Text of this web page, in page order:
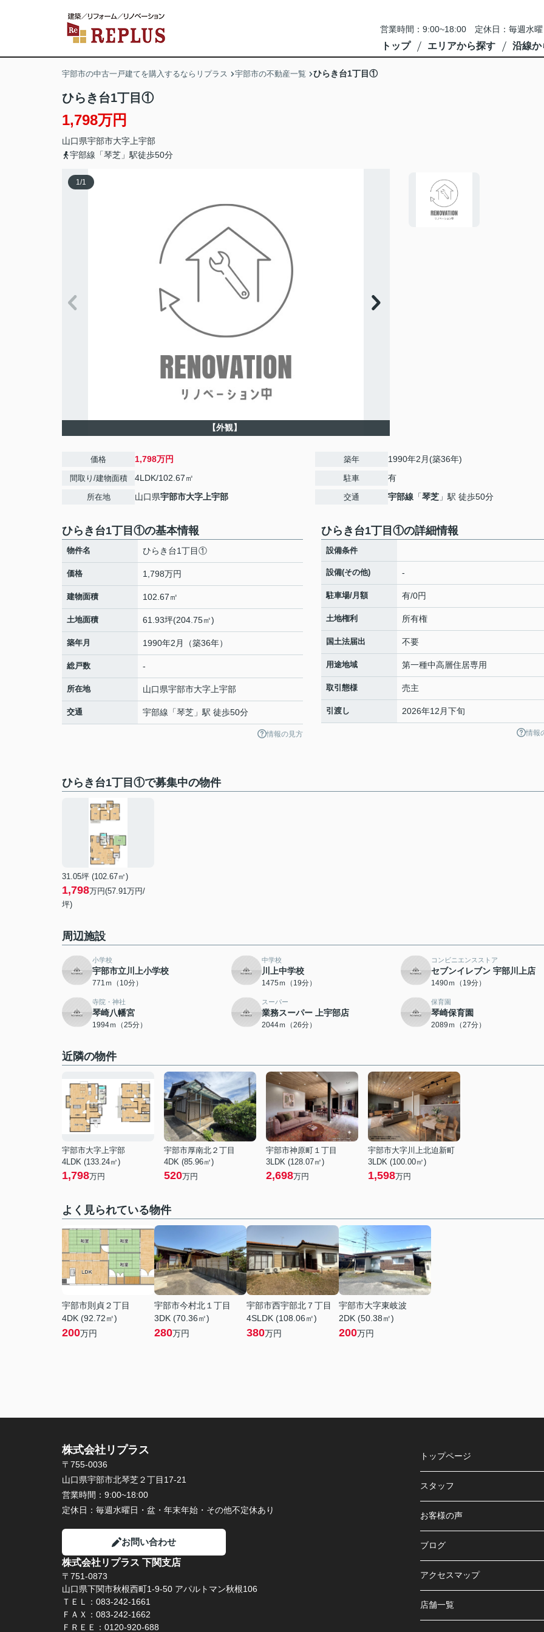
営業時間：9:00~18:00 定休日：毎週水
トップ エリアから探す 沿線か
宇部市の中古一戸建てを購入するならリプラス 宇部市の不動産一覧 ひらき台1丁目①
ひらき台1丁目①
1,798万円
山口県宇部市大字上宇部
宇部線「琴芝」駅徒歩50分
1/1
【外観】
価格 1,798万円
間取り/建物面積 4LDK/102.67㎡
所在地 山口県宇部市大字上宇部
築年 1990年2月(築36年)
駐車 有
交通 宇部線 「琴芝 」駅 徒歩50分
ひらき台1丁目①の基本情報
物件名 ひらき台1丁目①
価格 1,798万円
建物面積 102.67㎡
土地面積 61.93坪(204.75㎡)
築年月 1990年2月（築36年）
総戸数 -
所在地 山口県宇部市大字上宇部
交通 宇部線 「琴芝 」駅 徒歩50分
情報の見方
ひらき台1丁目①の詳細情報
設備条件
設備(その他) -
駐車場/月額 有/0円
土地権利 所有権
国土法届出 不要
用途地域 第一種中高層住居専用
取引態様 売主
引渡し 2026年12月下旬
情報
ひらき台1丁目①で募集中の物件
31.05坪 (102.67㎡)
1,798万円(57.91万円/
坪)
周辺施設
小学校
宇部市立川上小学校
771ｍ（10分）
中学校
川上中学校
1475ｍ（19分）
コンビニエンスストア
セブンイレブン 宇部川上店
1490ｍ（19分）
寺院・神社
琴崎八幡宮
1994ｍ（25分）
スーパー
業務スーパー 上宇部店
2044ｍ（26分）
保育園
琴崎保育園
2089ｍ（27分）
近隣の物件
宇部市大字上宇部
4LDK (133.24㎡)
1,798万円
宇部市厚南北２丁目
4DK (85.96㎡)
520万円
宇部市神原町１丁目
3LDK (128.07㎡)
2,698万円
宇部市大字川上北迫新町
3LDK (100.00㎡)
1,598万円
よく見られている物件
宇部市則貞２丁目
4DK (92.72㎡)
200万円
宇部市今村北１丁目
3DK (70.36㎡)
280万円
宇部市西宇部北７丁目
4SLDK (108.06㎡)
380万円
宇部市大字東岐波
2DK (50.38㎡)
200万円
株式会社リプラス
〒755-0036
山口県宇部市北琴芝２丁目17-21
営業時間： 9:00~18:00
定休日： 毎週水曜日・盆・年末年始・その他不定休あり
お問い合わせ
株式会社リプラス 下関支店
〒751-0873
山口県下関市秋根西町1-9-50 アパルトマン秋根106
ＴＥＬ：083-242-1661
ＦＡＸ：083-242-1662
ＦＲＥＥ：0120-920-688
トップページ
スタッフ
お客様の声
ブログ
アクセスマップ
店舗一覧